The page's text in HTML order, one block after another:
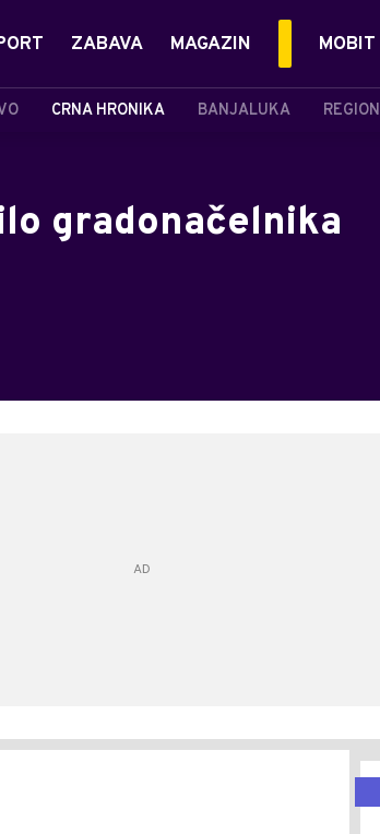
CRNA HRONIKA BANJALUKA REGION
ZABAVA MAGAZIN MOBIT
gradonačelnika